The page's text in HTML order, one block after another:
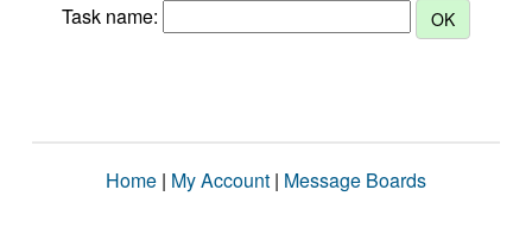
Task name:
Home | My Account | Message Boards